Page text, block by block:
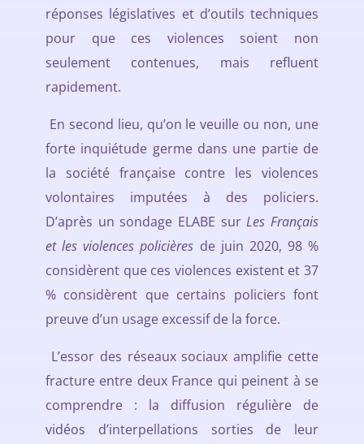
réponses législatives et d’outils techniques
pour que ces violences soient non
seulement contenues, mais refluent
rapidement.
En second lieu, qu’on le veuille ou non, une
forte inquiétude germe dans une partie de
la société française contre les violences
volontaires imputées à des policiers.
D’après un sondage ELABE surLes Français
et les violences policières de juin 2020, 98 %
considèrent que ces violences existent et 37
% considèrent que certains policiers font
preuve d’un usage excessif de la force.
L’essor des réseaux sociaux amplifie cette
fracture entre deux France qui peinent à se
comprendre : la diffusion régulière de
vidéos d’interpellations sorties de leur